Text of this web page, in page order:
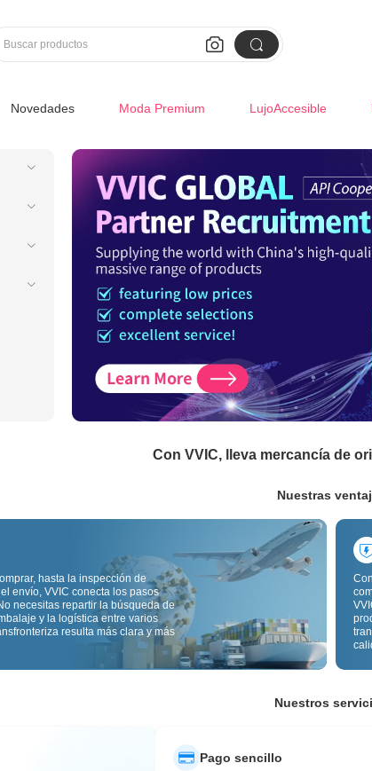
 
Buscar productos
Novedades Moda Premium LujoAccesible
Con VVIC, lleva mercancía de
Nuestras
hasta la inspección de
envío, VVIC conecta los pasos
necesitas repartir la búsqueda de
y la logística entre varios
resulta más clara y más
Nuestros
Pago sencillo